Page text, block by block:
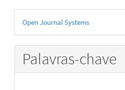
Desenvolvido
por
Open Journal Systems
Palavras-chave